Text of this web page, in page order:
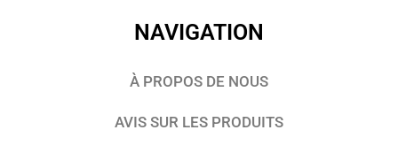
NAVIGATION
À PROPOS DE NOUS
AVIS SUR LES PRODUITS